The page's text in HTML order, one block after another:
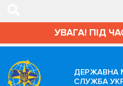
УВАГА! ПІД ЧАС
ДЕРЖАВНА
СЛУЖБА